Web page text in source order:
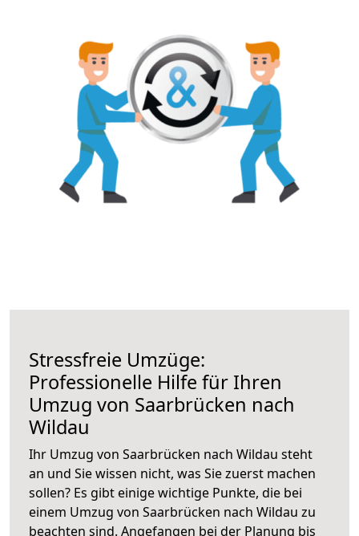
Stressfreie Umzüge:
Professionelle Hilfe für Ihren
Umzug von Saarbrücken nach
Wildau
Ihr Umzug von Saarbrücken nach Wildau steht
an und Sie wissen nicht, was Sie zuerst machen
sollen? Es gibt einige wichtige Punkte, die bei
einem Umzug von Saarbrücken nach Wildau zu
beachten sind. Angefangen bei der Planung bis